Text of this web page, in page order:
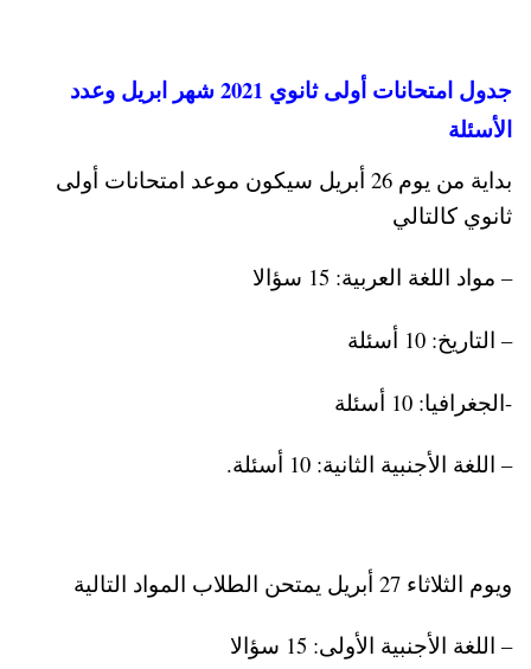
جدول امتحانات أولى ثانوي 2021 شهر ابريل وعدد
الأسئلة
بداية من يوم 26 أبريل سيكون موعد امتحانات أولى
ثانوي كالتالي
– مواد اللغة العربية: 15 سؤالا
– التاريخ: 10 أسئلة
-الجغرافيا: 10 أسئلة
– اللغة الأجنبية الثانية: 10 أسئلة.
ويوم الثلاثاء 27 أبريل يمتحن الطلاب المواد التالية
– اللغة الأجنبية الأولى: 15 سؤالا